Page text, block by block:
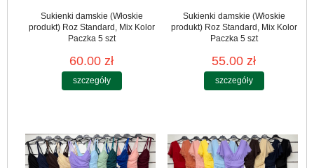
Sukienki damskie (Włoskie
produkt) Roz Standard, Mix Kolor
Paczka 5 szt
60.00 zł
szczegóły
Sukienki damskie (Włoskie
produkt) Roz Standard, Mix Kolor
Paczka 5 szt
55.00 zł
szczegóły